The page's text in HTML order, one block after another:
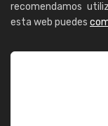
recomendamos
esta web puedes